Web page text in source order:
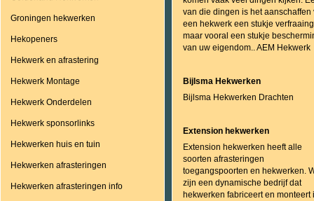
Groningen hekwerken
Hekopeners
Hekwerk en afrastering
Hekwerk Montage
Hekwerk Onderdelen
Hekwerk sponsorlinks
Hekwerken huis en tuin
Hekwerken afrasteringen
Hekwerken afrasteringen info
van die dingen is het aanschaffen
een hekwerk een stukje verfraaing
maar vooral een stukje
van uw eigendom.. AEM Hekwerk
Bijlsma Hekwerken
Bijlsma Hekwerken Drachten
Extension hekwerken
Extension hekwerken heeft alle
soorten afrasteringen
toegangspoorten en hekwerken.
zijn een dynamische bedrijf dat
hekwerken fabriceert en monteert